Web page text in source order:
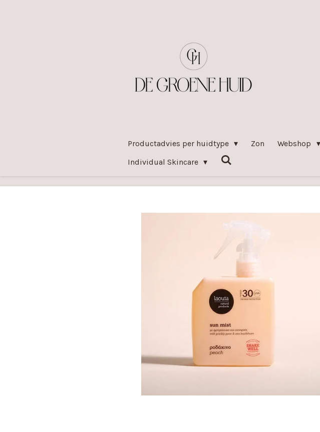
Productadvies per huidtype Zon Webshop
Individual Skincare